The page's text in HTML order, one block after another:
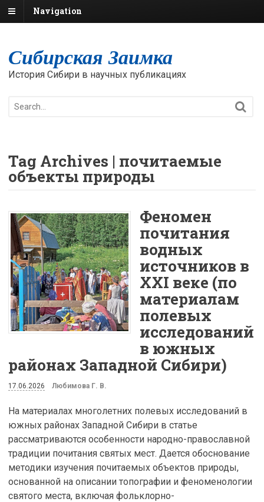
Navigation
Сибирская Заимка
История Сибири в научных публикациях
Tag Archives | почитаемые
объекты природы
Феномен
почитания
водных
источников в
XXI веке (по
материалам
полевых
исследований
в южных
районах Западной Сибири)
17.06.2026 Любимова Г. В.
На материалах многолетних полевых исследований в
южных районах Западной Сибири в статье
рассматриваются особенности народно-православной
традиции почитания святых мест. Дается обоснование
методики изучения почитаемых объектов природы,
основанной на описании топографии и феноменологии
святого места, включая фольклорно-